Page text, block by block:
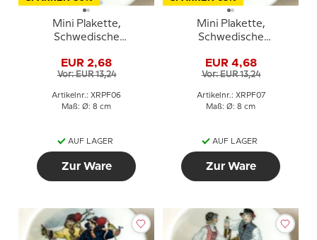
Mini Plakette,
Schwedische
Gästrikland
EUR 2,68
Vor: EUR 13,24
Artikelnr.: XRPF06
Maß: Ø: 8 cm
AUF LAGER
Zur Ware
Mini Plakette,
Schwedische
Halland
EUR 4,68
Vor: EUR 13,24
Artikelnr.: XRPF07
Maß: Ø: 8 cm
AUF LAGER
Zur Ware